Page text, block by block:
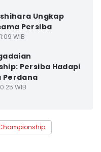
Ungkap
Persiba
WIB
Persiba Hadapi
Perdana
WIB